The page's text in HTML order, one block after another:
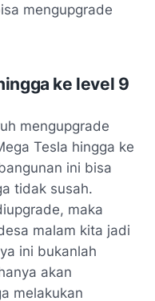
mengupgrade
ke level 9
mengupgrade
Tesla hingga ke
ini bisa
tidak susah.
maka
malam kita jadi
ini bukanlah
akan
melakukan